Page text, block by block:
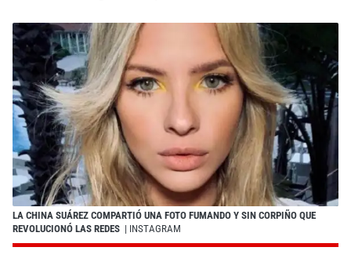
LA CHINA SUÁREZ COMPARTIÓ UNA FOTO FUMANDO Y SIN CORPIÑO QUE
REVOLUCIONÓ LAS REDES | INSTAGRAM